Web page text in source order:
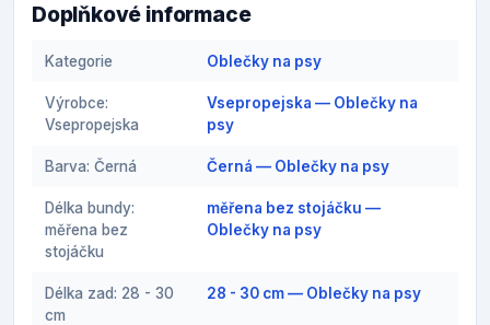
Doplňkové informace
Kategorie Oblečky na psy
Výrobce:
Vsepropejska
Vsepropejska — Oblečky na
psy
Barva: Černá Černá — Oblečky na psy
Délka bundy:
měřena bez
stojáčku
měřena bez stojáčku —
Oblečky na psy
Délka zad: 28 - 30
cm
28 - 30 cm — Oblečky na psy